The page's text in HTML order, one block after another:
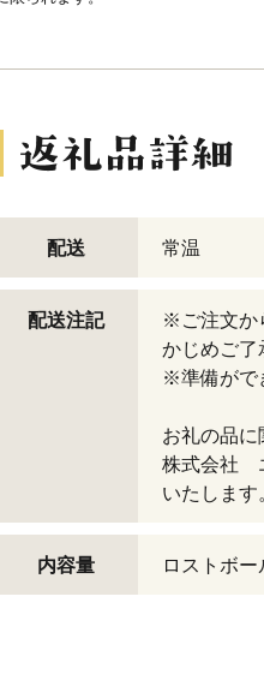
配送 常温
配送注記
※ご注文か
かじめご了
※準備がで
お礼の品に
株式会社
いたします
内容量 ロストボ